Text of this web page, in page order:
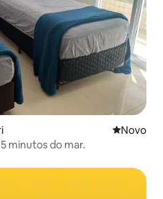
Novo
Novo
minutos do mar.